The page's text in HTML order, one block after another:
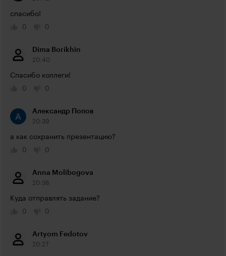
спасибо!
0
0
Dima Borikhin
20:40
Спасибо коллеги!
0
0
Александр Попов
20:39
а как сохранить презентацию?
0
0
Anna Molibogova
20:38
Куда отправлять задание?
0
0
Artyom Fedotov
20:27